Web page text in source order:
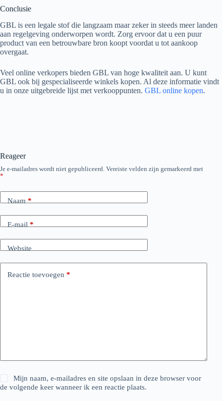
Conclusie
GBL is een legale stof die langzaam maar zeker in steeds meer landen
aan regelgeving onderworpen wordt. Zorg ervoor dat u een puur
product van een betrouwbare bron koopt voordat u tot aankoop
overgaat.
Veel online verkopers bieden GBL van hoge kwaliteit aan. U kunt
GBL ook bij gespecialiseerde winkels kopen. Al deze informatie vindt
u in onze uitgebreide lijst met verkooppunten. GBL online kopen.
Reageer
Je e-mailadres wordt niet gepubliceerd. Vereiste velden zijn gemarkeerd met
*
Naam *
E-mail *
Website
Reactie toevoegen *
Mijn naam, e-mailadres en site opslaan in deze browser voor
de volgende keer wanneer ik een reactie plaats.